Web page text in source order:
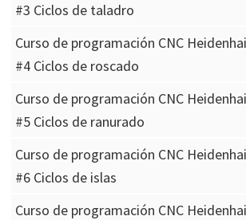
#3 Ciclos de taladro
Curso de programación CNC
#4 Ciclos de roscado
Curso de programación CNC
#5 Ciclos de ranurado
Curso de programación CNC
#6 Ciclos de islas
Curso de programación CNC